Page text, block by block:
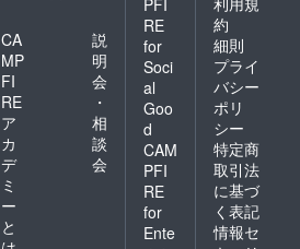
CA
MP
FI
RE
ア
カ
デ
ミ
ー
と
説
明
会
・
相
談
会
RE
for
Soci
al
Goo
d
CAM
PFI
RE
for
Ente
約
細則
プライ
バシー
ポリ
シー
特定商
取引法
に基づ
く表記
情報セ